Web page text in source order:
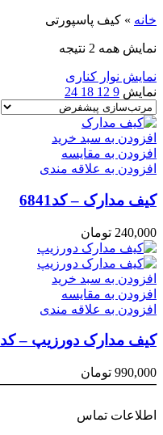
خانه » کیف پاسپورتی
نمایش همه 2 نتیجه
نمایش نوار کناری
نمایش 9
12
18
24
افزودن به سبد خرید
افزودن به مقایسه
افزودن به علاقه مندی
کیف مدارک – کد6841
240,000 تومان
افزودن به سبد خرید
افزودن به مقایسه
افزودن به علاقه مندی
کیف مدارک دورزیپ – کد 6777
990,000 تومان
اطلاعات تماس